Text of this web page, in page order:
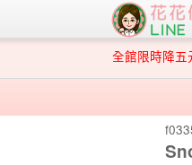
全館限時降